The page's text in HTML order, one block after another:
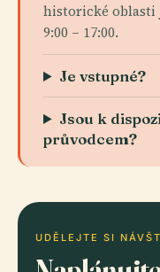
historické oblasti
9:00 – 17:00.
Je vstupné?
Jsou k
průvodcem?
UDĚLEJTE SI